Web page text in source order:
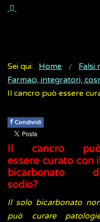
Sei qui: Home
Falsi
Farmaci, integratori,
Il cancro può essere
f Condividi
Il cancro
essere curato con
bicarbonato
sodio?
Il solo bicarbonato
può curare